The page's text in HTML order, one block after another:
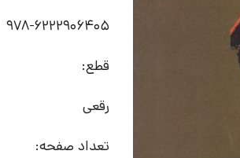
978-6222906405
قطع:
رقعی
تعداد صفحه: